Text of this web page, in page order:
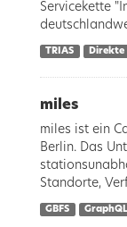
Servicekette
TRIAS
miles
miles ist ein
Berlin. Das
Standorte,
GBFS GraphQL